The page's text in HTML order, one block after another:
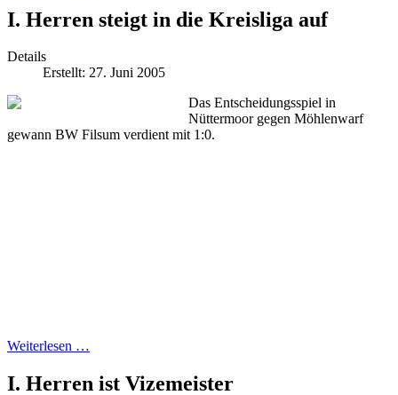
I. Herren steigt in die Kreisliga auf
Details
Erstellt: 27. Juni 2005
Das Entscheidungsspiel in
Nüttermoor gegen Möhlenwarf
gewann BW Filsum verdient mit 1:0.
Weiterlesen …
I. Herren ist Vizemeister